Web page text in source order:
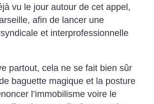
vu le jour autour de cet appel,
afin de lancer une
et interprofessionnelle
partout, cela ne se fait bien sûr
baguette magique et la posture
l’immobilisme voire le